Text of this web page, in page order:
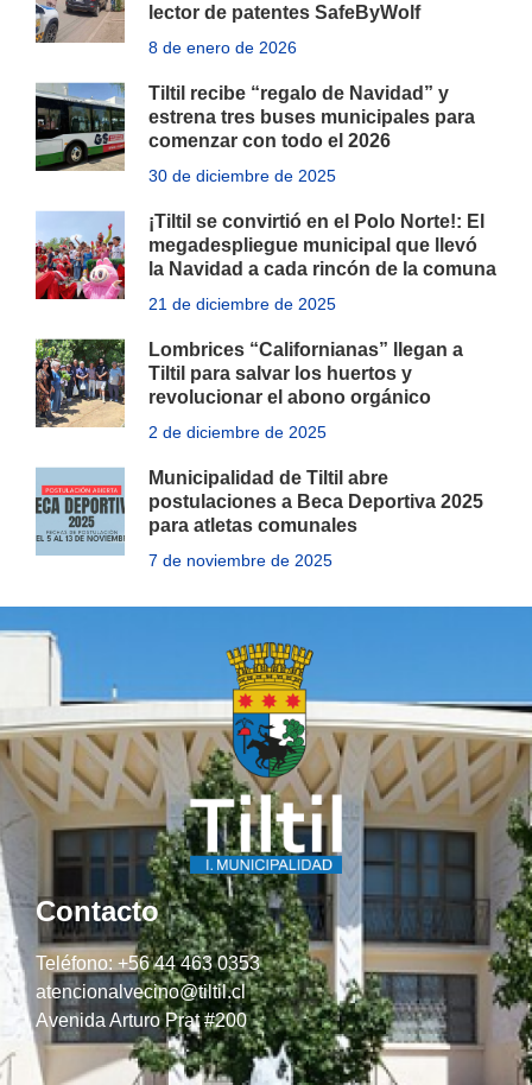
lector de patentes SafeByWolf
8 de enero de 2026
Tiltil recibe “regalo de Navidad” y
estrena tres buses municipales para
comenzar con todo el 2026
30 de diciembre de 2025
¡Tiltil se convirtió en el Polo Norte!: El
megadespliegue municipal que llevó
la Navidad a cada rincón de la comuna
21 de diciembre de 2025
Lombrices “Californianas” llegan a
Tiltil para salvar los huertos y
revolucionar el abono orgánico
2 de diciembre de 2025
Municipalidad de Tiltil abre
postulaciones a Beca Deportiva 2025
para atletas comunales
7 de noviembre de 2025
Contacto
Teléfono: +56 44 463 0353
atencionalvecino@tiltil.cl
Avenida Arturo Prat #200